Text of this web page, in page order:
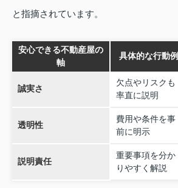
と指摘されています。
安心できる不動産屋の
軸
具体的な行動例
誠実さ
欠点やリスクも
率直に説明
透明性
費用や条件を事
前に明示
説明責任
重要事項を分か
りやすく解説